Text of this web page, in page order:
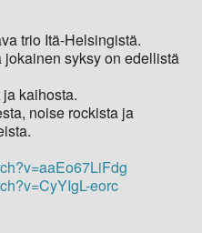
trio Itä-Helsingistä.
syksy on edellistä
kaihosta.
noise rockista ja
eorc